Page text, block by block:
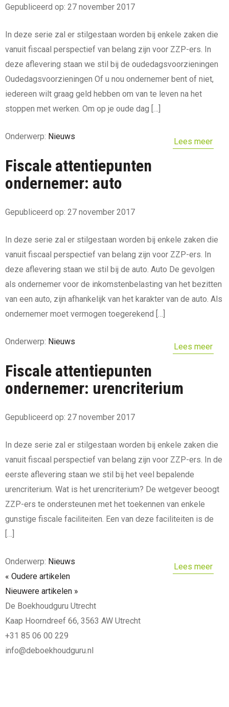
Gepubliceerd op: 27 november 2017
In deze serie zal er stilgestaan worden bij enkele zaken die
vanuit fiscaal perspectief van belang zijn voor ZZP-ers. In
deze aflevering staan we stil bij de oudedagsvoorzieningen
Oudedagsvoorzieningen Of u nou ondernemer bent of niet,
iedereen wilt graag geld hebben om van te leven na het
stoppen met werken. Om op je oude dag […]
Lees meer
Onderwerp: Nieuws
Fiscale attentiepunten
ondernemer: auto
Gepubliceerd op: 27 november 2017
In deze serie zal er stilgestaan worden bij enkele zaken die
vanuit fiscaal perspectief van belang zijn voor ZZP-ers. In
deze aflevering staan we stil bij de auto. Auto De gevolgen
als ondernemer voor de inkomstenbelasting van het bezitten
van een auto, zijn afhankelijk van het karakter van de auto. Als
ondernemer moet vermogen toegerekend […]
Lees meer
Onderwerp: Nieuws
Fiscale attentiepunten
ondernemer: urencriterium
Gepubliceerd op: 27 november 2017
In deze serie zal er stilgestaan worden bij enkele zaken die
vanuit fiscaal perspectief van belang zijn voor ZZP-ers. In de
eerste aflevering staan we stil bij het veel bepalende
urencriterium. Wat is het urencriterium? De wetgever beoogt
ZZP-ers te ondersteunen met het toekennen van enkele
gunstige fiscale faciliteiten. Een van deze faciliteiten is de
[…]
Lees meer
Onderwerp: Nieuws
« Oudere artikelen
Nieuwere artikelen »
De Boekhoudguru Utrecht
Kaap Hoorndreef 66, 3563 AW Utrecht
+31 85 06 00 229
info@deboekhoudguru.nl